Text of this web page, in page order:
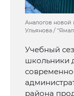
Аналогов новой
Ульянова /
Учебный
школьники
района